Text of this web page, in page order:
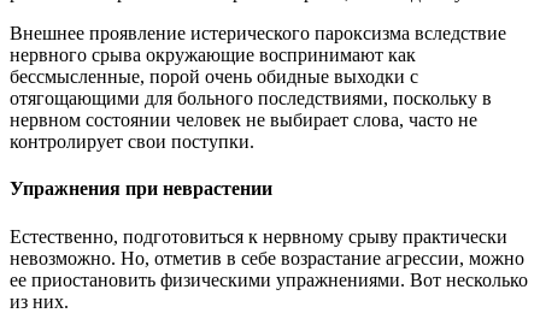
Внешнее проявление истерического пароксизма вследствие
нервного срыва окружающие воспринимают как
бессмысленные, порой очень обидные выходки с
отягощающими для больного последствиями, поскольку в
нервном состоянии человек не выбирает слова, часто не
контролирует свои поступки.
Упражнения при неврастении
Естественно, подготовиться к нервному срыву практически
невозможно. Но, отметив в себе возрастание агрессии, можно
ее приостановить физическими упражнениями. Вот несколько
из них.